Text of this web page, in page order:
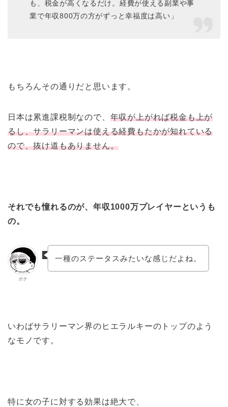
も、税金が高くなるだけ。経費が使える副業や事
業で年収800万の方がずっと幸福度は高い」
もちろんその通りだと思います。
日本は累進課税制なので、 年収が上がれば税金も上が
るし、サラリーマンは使える経費もたかが知れている
ので、抜け道もありません。
それでも憧れるのが、年収1000万プレイヤーというも
の。
ポチ
一種のステータスみたいな感じだよね。
いわばサラリーマン界のヒエラルキーのトップのよう
なモノです。
特に女の子に対する効果は絶大で、